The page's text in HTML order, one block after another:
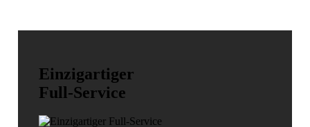
Einzigartiger
Full-Service